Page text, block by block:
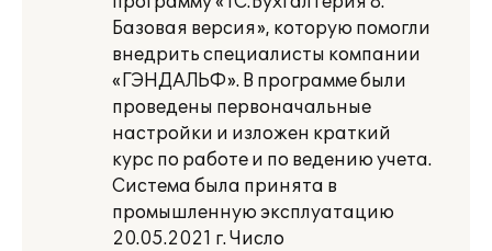
Базовая версия», которую помогли
внедрить специалисты компании
«ГЭНДАЛЬФ». В программе были
проведены первоначальные
настройки и изложен краткий
курс по работе и по ведению учета.
Система была принята в
промышленную эксплуатацию
20.05.2021 г. Число